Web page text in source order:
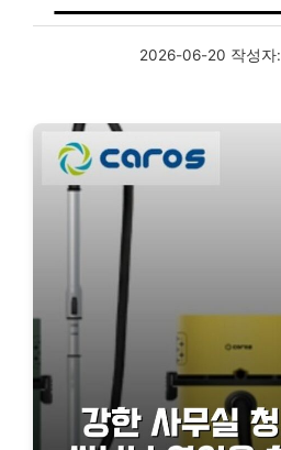
2026-06-20 작성자: